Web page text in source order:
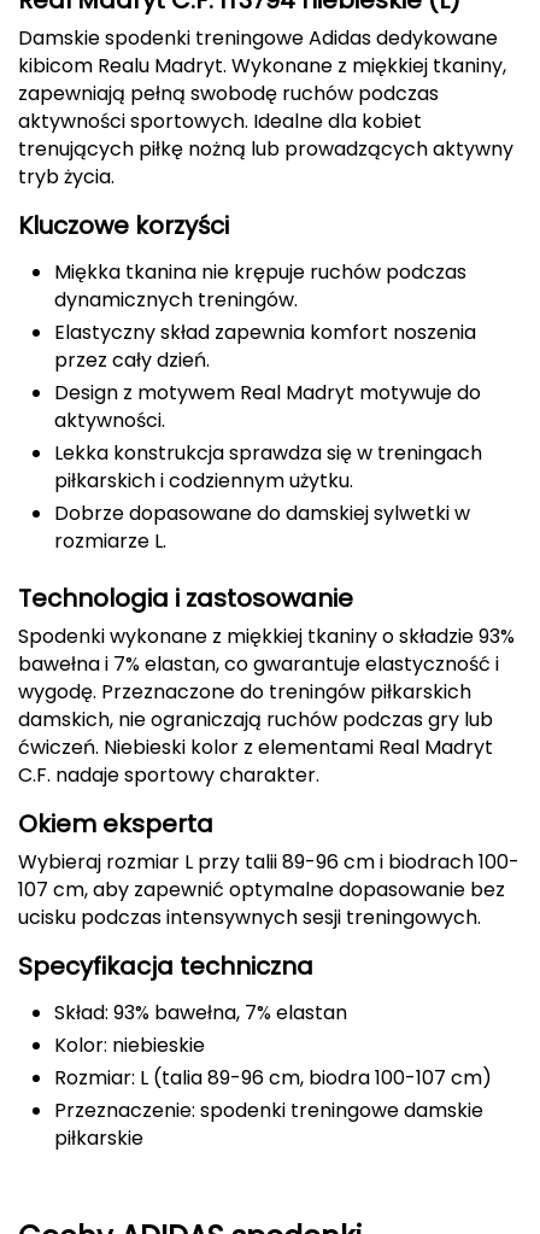
CMP
Cassin
Ciele Athletics
Columbia
Comodo
DUNLOP
Darn Tough
Dolomite
E
EISBAR
ENERO CAMP
ENERO PRO
Elmer by Swany
Extremities
FASHY
G
Damskie spodenki treningowe Adidas dedykowane
kibicom Realu Madryt. Wykonane z miękkiej tkaniny,
zapewniają pełną swobodę ruchów podczas
aktywności sportowych. Idealne dla kobiet
trenujących piłkę nożną lub prowadzących aktywny
tryb życia.
Kluczowe korzyści
Miękka tkanina nie krępuje ruchów podczas
dynamicznych treningów.
Elastyczny skład zapewnia komfort noszenia
przez cały dzień.
Design z motywem Real Madryt motywuje do
aktywności.
Lekka konstrukcja sprawdza się w treningach
piłkarskich i codziennym użytku.
Dobrze dopasowane do damskiej sylwetki w
rozmiarze L.
Technologia i zastosowanie
Spodenki wykonane z miękkiej tkaniny o składzie 93%
bawełna i 7% elastan, co gwarantuje elastyczność i
wygodę. Przeznaczone do treningów piłkarskich
damskich, nie ograniczają ruchów podczas gry lub
ćwiczeń. Niebieski kolor z elementami Real Madryt
C.F. nadaje sportowy charakter.
Okiem eksperta
Wybieraj rozmiar L przy talii 89-96 cm i biodrach 100-
107 cm, aby zapewnić optymalne dopasowanie bez
ucisku podczas intensywnych sesji treningowych.
Specyfikacja techniczna
Skład: 93% bawełna, 7% elastan
Kolor: niebieskie
Rozmiar: L (talia 89-96 cm, biodra 100-107 cm)
Przeznaczenie: spodenki treningowe damskie
piłkarskie